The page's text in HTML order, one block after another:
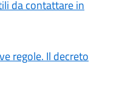
da contattare in
regole. Il decreto